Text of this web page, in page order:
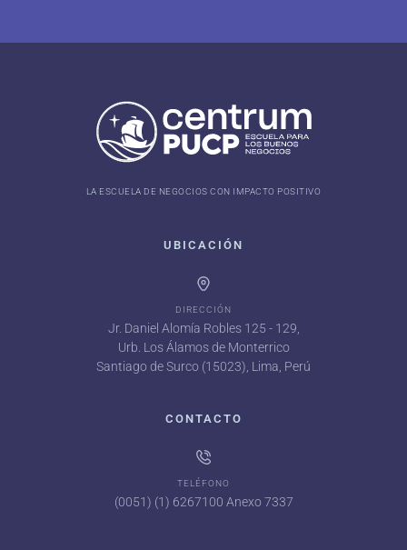
LA ESCUELA DE NEGOCIOS CON IMPACTO POSITIVO
UBICACIÓN
DIRECCIÓN
Jr. Daniel Alomía Robles 125 - 129,
Urb. Los Álamos de Monterrico
Santiago de Surco (15023), Lima, Perú
CONTACTO
TELÉFONO
(0051) (1) 6267100 Anexo 7337